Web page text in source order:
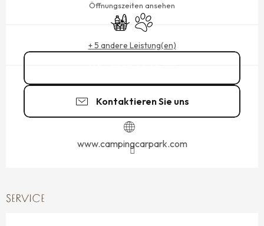
Öffnungszeiten ansehen
Lebensmittelgeschäft
Tiere erlaubt
+ 5 andere Leistung(en)
Kontaktieren Sie uns
www.campingcarpark.com
SERVICE